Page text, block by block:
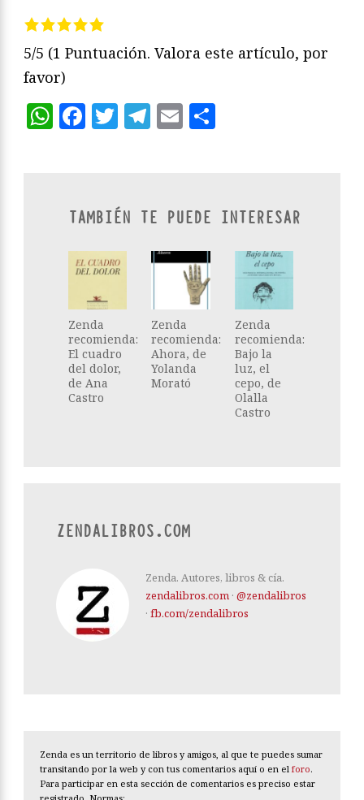
5/5 (1 Puntuación. Valora este artículo, por
favor)
WhatsApp
Facebook
Twitter
Telegram
Email
TAMBIÉN TE PUEDE INTERESAR
Zenda
recomienda:
El cuadro
del dolor,
de Ana
Castro
Zenda
recomienda:
Ahora, de
Yolanda
Morató
Zenda
recomienda:
Bajo la
luz, el
cepo, de
Olalla
Castro
ZENDALIBROS.COM
Zenda. Autores, libros & cía.
zendalibros.com · @zendalibros
· fb.com/zendalibros
Zenda es un territorio de libros y amigos, al que te puedes sumar
transitando por la web y con tus comentarios aquí o en el foro.
Para participar en esta sección de comentarios es preciso estar